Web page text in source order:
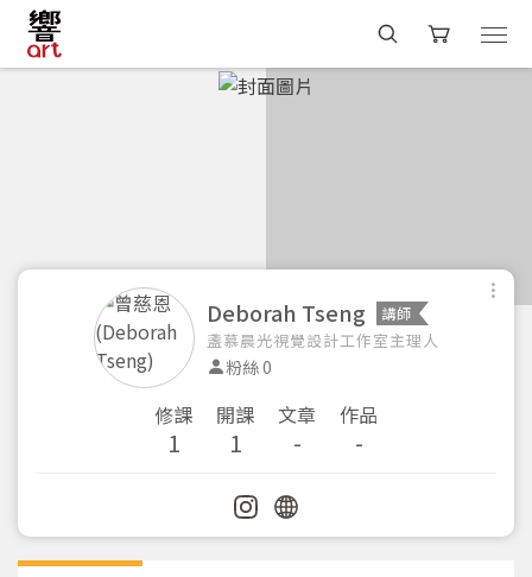
Deborah Tseng 講師
盞慕晨光視覺設計工作室主理人
粉絲 0
修課
1
開課
1
文章
-
作品
-